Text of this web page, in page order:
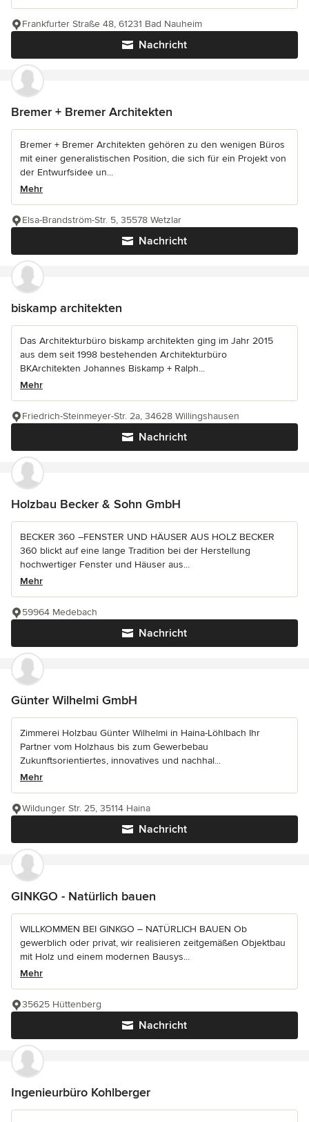
Nachricht
Frankfurter Straße 48, 61231 Bad Nauheim
Bremer + Bremer Architekten
Bremer + Bremer Architekten gehören zu den wenigen Büros
mit einer generalistischen Position, die sich für ein Projekt von
der Entwurfsidee un...
Mehr
Nachricht
Elsa-Brandström-Str. 5, 35578 Wetzlar
biskamp architekten
Das Architekturbüro biskamp architekten ging im Jahr 2015
aus dem seit 1998 bestehenden Architekturbüro
BKArchitekten Johannes Biskamp + Ralph...
Mehr
Nachricht
Friedrich-Steinmeyer-Str. 2a, 34628 Willingshausen
Holzbau Becker & Sohn GmbH
BECKER 360 –FENSTER UND HÄUSER AUS HOLZ BECKER
360 blickt auf eine lange Tradition bei der Herstellung
hochwertiger Fenster und Häuser aus...
Mehr
Nachricht
59964 Medebach
Günter Wilhelmi GmbH
Zimmerei Holzbau Günter Wilhelmi in Haina-Löhlbach Ihr
Partner vom Holzhaus bis zum Gewerbebau
Zukunftsorientiertes, innovatives und nachhal...
Mehr
Nachricht
Wildunger Str. 25, 35114 Haina
GINKGO - Natürlich bauen
WILLKOMMEN BEI GINKGO – NATÜRLICH BAUEN Ob
gewerblich oder privat, wir realisieren zeitgemäßen Objektbau
mit Holz und einem modernen Bausys...
Mehr
Nachricht
35625 Hüttenberg
Ingenieurbüro Kohlberger